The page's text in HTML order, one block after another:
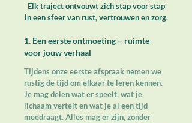
Elk traject ontvouwt zich stap voor stap
in een sfeer van rust, vertrouwen en zorg.
1. Een eerste ontmoeting – ruimte
voor jouw verhaal
Tijdens onze eerste afspraak nemen we
rustig de tijd om elkaar te leren kennen.
Je mag delen wat er speelt, wat je
lichaam vertelt en wat je al een tijd
meedraagt. Alles mag er zijn, zonder